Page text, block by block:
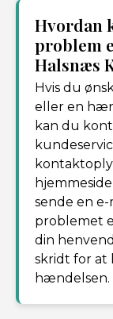
Hvordan
problem
Halsnæs
Hvis du
eller en
kan du
sende en
problemet
din
skridt for at
hændelsen.